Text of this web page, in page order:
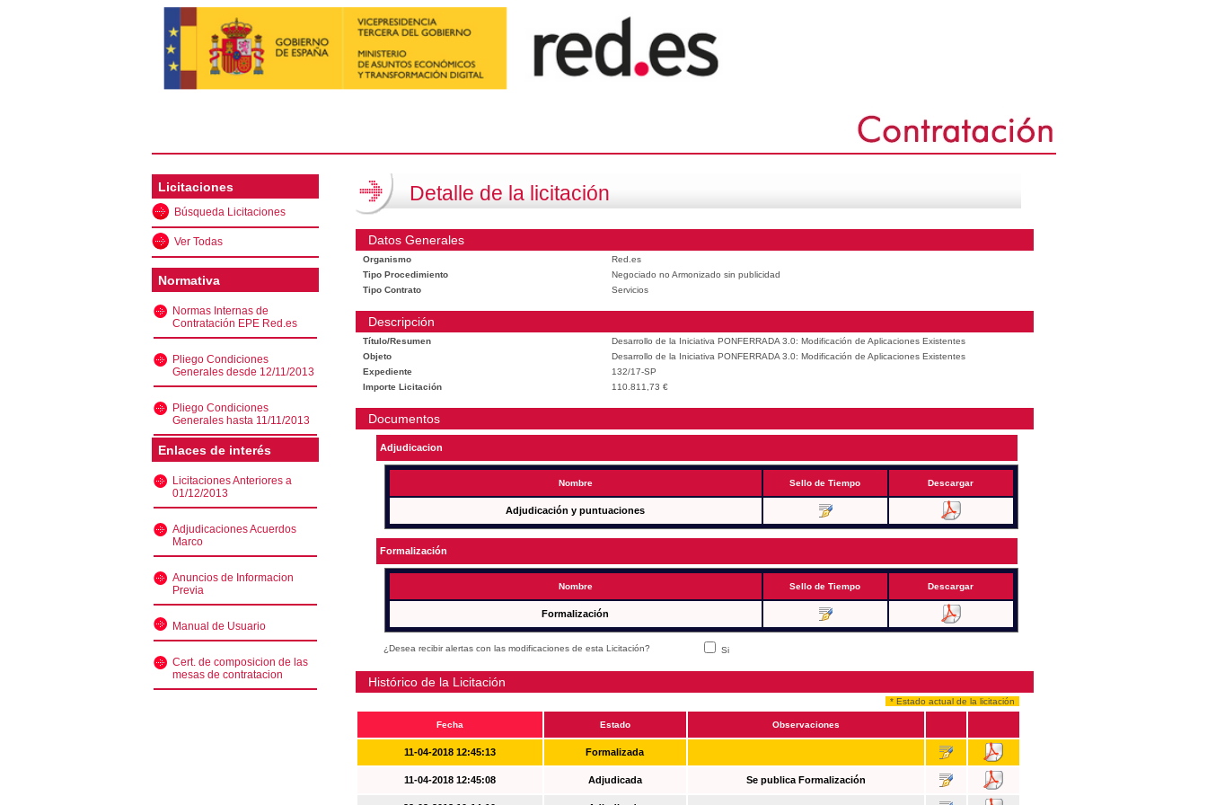
Licitaciones
Búsqueda Licitaciones
Ver Todas
Normativa
Normas Internas de
Contratación EPE Red.es
Pliego Condiciones
Generales desde 12/11/2013
Pliego Condiciones
Generales hasta 11/11/2013
Enlaces de interés
Licitaciones Anteriores a
01/12/2013
Adjudicaciones Acuerdos
Marco
Anuncios de Informacion
Previa
Manual de Usuario
Cert. de composicion de las
mesas de contratacion
Detalle de la licitación
Datos Generales
Organismo
Red.es
Tipo Procedimiento
Negociado no Armonizado sin publicidad
Tipo Contrato
Servicios
Descripción
Título/Resumen
Desarrollo de la Iniciativa PONFERRADA 3.0: Modificación de Aplicaciones Existentes
Objeto
Desarrollo de la Iniciativa PONFERRADA 3.0: Modificación de Aplicaciones Existentes
Expediente
132/17-SP
Importe Licitación
110.811,73 €
Documentos
Adjudicacion
Nombre Sello de Tiempo Descargar
Adjudicación y puntuaciones
Formalización
Nombre Sello de Tiempo Descargar
Formalización
¿Desea recibir alertas con las modificaciones de esta Licitación? Si
Histórico de la Licitación
* Estado actual de la licitación
Fecha Estado Observaciones
11-04-2018 12:45:13 Formalizada
11-04-2018 12:45:08 Adjudicada Se publica Formalización